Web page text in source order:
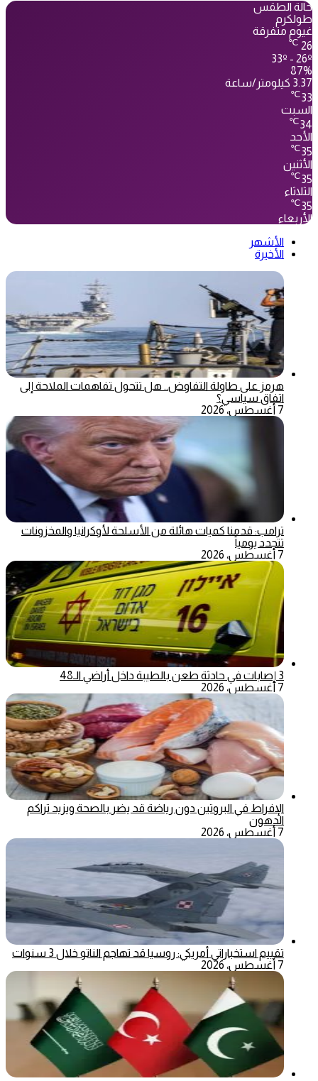
حالة الطقس
طولكرم
غيوم متفرقة
26
℃
33º - 26º
87%
3.37 كيلومتر/ساعة
33
℃
السبت
34
℃
الأحد
35
℃
الأثنين
35
℃
الثلاثاء
35
℃
الأربعاء
الأشهر
الأخيرة
هرمز على طاولة التفاوض.. هل تتحول تفاهمات الملاحة إلى
اتفاق سياسي؟
7 أغسطس، 2026
ترامب: قدمنا كميات هائلة من الأسلحة لأوكرانيا والمخزونات
تتجدد يومياً
7 أغسطس، 2026
3 إصابات في حادثة طعن بالطيبة داخل أراضي الـ48
7 أغسطس، 2026
الإفراط في البروتين دون رياضة قد يضر بالصحة ويزيد تراكم
الدهون
7 أغسطس، 2026
تقييم استخباراتي أمريكي: روسيا قد تهاجم الناتو خلال 3 سنوات
7 أغسطس، 2026